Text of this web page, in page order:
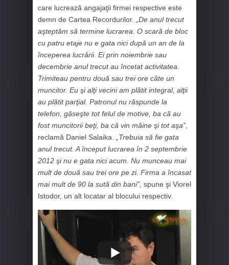
care lucrează angajaţii firmei respective este
demn de Cartea Recordurilor.
„De anul trecut
aşteptăm să termine lucrarea. O scară de bloc
cu patru etaje nu e gata nici după un an de la
începerea lucrării. Ei prin noiembrie sau
decembrie anul trecut au încetat activitatea.
Trimiteau pentru două sau trei ore câte un
muncitor. Eu şi alţi vecini am plătit integral, alţii
au plătit parţial. Patronul nu răspunde la
telefon, găseşte tot felul de motive, ba că au
fost muncitorii beţi, ba că vin mâine şi tot aşa”
reclamă Daniel Salaika.
„Trebuia să fie gata
anul trecut. A început lucrarea în 2 septembrie
2012 şi nu e gata nici acum. Nu munceau mai
mult de două sau trei ore pe zi. Firma a încasat
mai mult de 90 la sută din bani”, spune şi Viorel
Istodor, un alt locatar al blocului respectiv.